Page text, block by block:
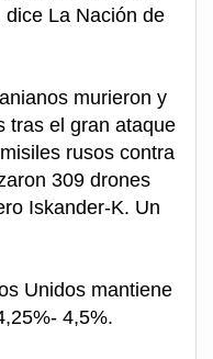
La Nación de
murieron y
tras el gran ataque
rusos contra
309 drones
Iskander-K. Un
Unidos mantiene
4,5%.